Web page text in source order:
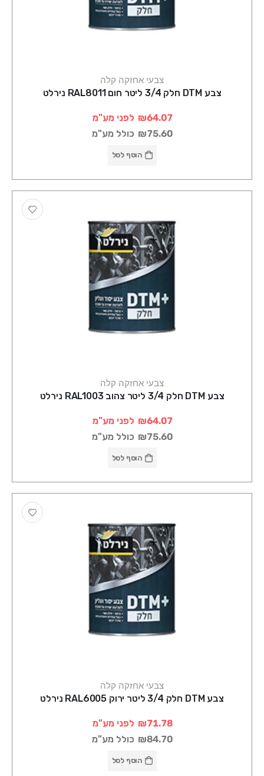
צבעי אחזקה קלה
צבע DTM חלק 3/4 ליטר חום RAL8011 נירלט
₪64.07 לפני מע"מ
₪75.60 כולל מע"מ
הוסף לסל
צבעי אחזקה קלה
צבע DTM חלק 3/4 ליטר צהוב RAL1003 נירלט
₪64.07 לפני מע"מ
₪75.60 כולל מע"מ
הוסף לסל
צבעי אחזקה קלה
צבע DTM חלק 3/4 ליטר ירוק RAL6005 נירלט
₪71.78 לפני מע"מ
₪84.70 כולל מע"מ
הוסף לסל